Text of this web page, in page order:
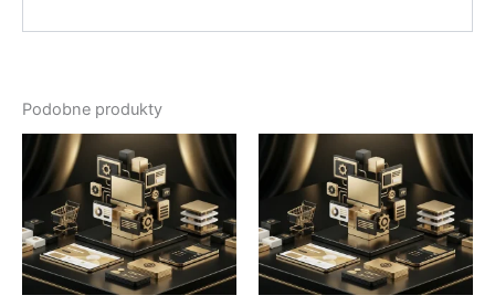
Podobne produkty